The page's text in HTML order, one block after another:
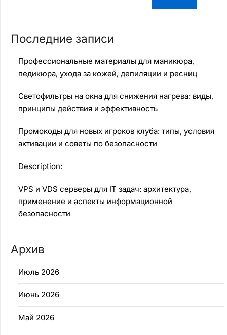
Последние записи
Профессиональные материалы для маникюра,
педикюра, ухода за кожей, депиляции и ресниц
Светофильтры на окна для снижения нагрева: виды,
принципы действия и эффективность
Промокоды для новых игроков клуба: типы, условия
активации и советы по безопасности
Description:
VPS и VDS серверы для IT задач: архитектура,
применение и аспекты информационной
безопасности
Архив
Июль 2026
Июнь 2026
Май 2026